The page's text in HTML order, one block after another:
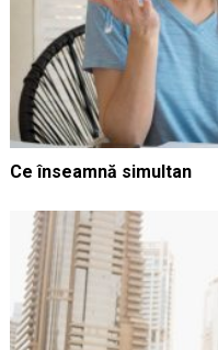
Ce înseamnă simultan